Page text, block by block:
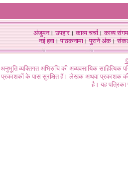
अंजुमन।उपहार।काव्य चर्चा।काव्य संगम
नई हवा। पाठकनामा। पुराने अंक।
अनुभूति व्यक्तिगत अभिरुचि की अव्यवसायिक
प्रकाशकों के पास सुरक्षित हैं। लेखक अथवा प्रकाशक की
है। यह पत्रिका